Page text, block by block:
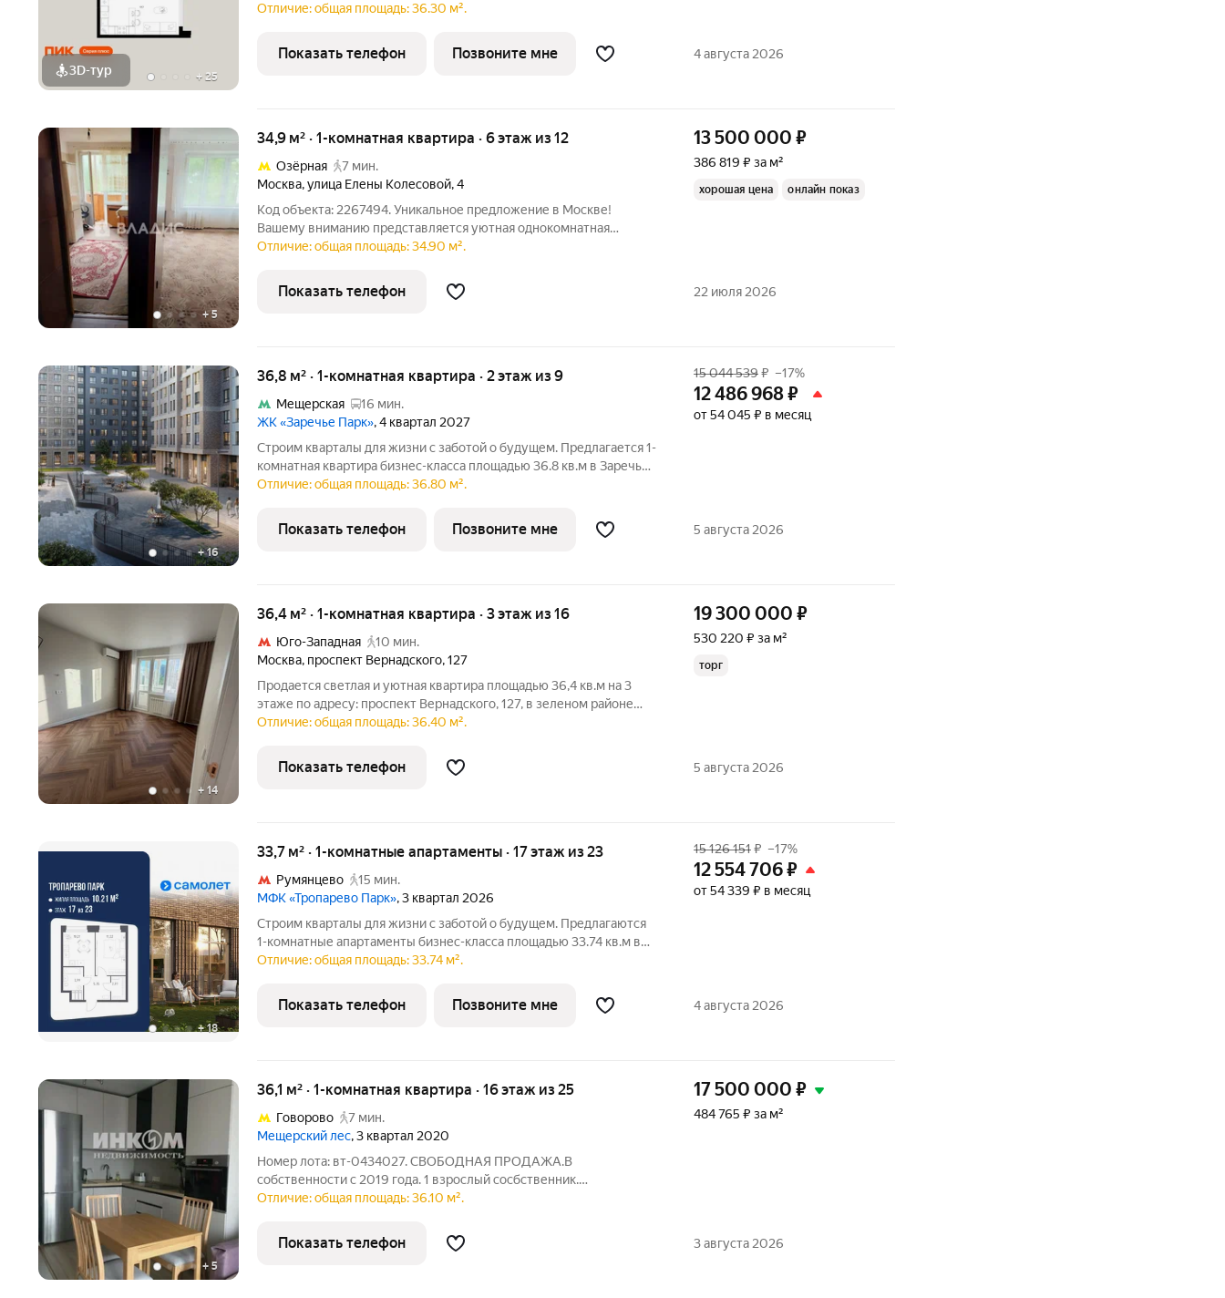
3D-тур + 25
секция) в проекте ПИК «Мичуринский парк». Удобное
минуты на автомобиле
Отличие: общая площадь: 36.30 м².
Показать телефон Позвоните мне 4 августа 2026
+5
34,9 м² · 1-комнатная квартира · 6 этаж из 12
Озёрная
7 мин.
Москва,улица Елены Колесовой,4
Код объекта: 2267494. Уникальное предложение в Москве!
Вашему вниманию представляется уютная однокомнатная
квартира по адресу: улица Елены Колесовой, 4. Квартира
года постройки. Общая площадь
13 500 000 ₽
386 819 ₽ за м²
хорошая цена онлайн показ
Отличие: общая площадь: 34.90 м².
Показать телефон 22 июля 2026
+16
36,8 м² · 1-комнатная квартира · 2 этаж из 9
Мещерская
16 мин.
ЖК «Заречье Парк», 4 квартал 2027
Строим кварталы для жизни с заботой о будущем. Предлагается 1-
комнатная квартира бизнес-класса площадью 36.8 кв.м в Заречье
Парк, корпус 4КВ на 2-м этаже, в жилом комплексе "Заречье
так, в
15 044 539₽ –17%
12 486 968₽
от 54 045 ₽ в месяц
Отличие: общая площадь: 36.80 м².
Показать телефон Позвоните мне 5 августа 2026
+ 14
36,4 м² · 1-комнатная квартира · 3 этаж из 16
Юго-Западная
10 мин.
Москва, проспект Вернадского,127
Продается светлая и уютная квартира площадью 36,4 кв.м на 3
этаже по адресу: проспект Вернадского, 127, в зеленом районе
Москвы с дизайнерским ремонтом от компании Домео.О квартире
большой
19 300 000 ₽
530 220 ₽ за м²
торг
Отличие: общая площадь: 36.40 м².
Показать телефон 5 августа 2026
+18
33,7 м² · 1-комнатные апартаменты · 17 этаж из 23
Румянцево
15 мин.
МФК «Тропарево Парк», 3 квартал 2026
Строим кварталы для жизни с заботой о будущем. Предлагаются
1-комнатные апартаменты бизнес-класса площадью 33.74 кв.м в
Тропарево Парк, корпус 2.3КВ на 17-м этаже, в жилом комплексе
15 126 151₽ –17%
12 554 706₽
от 54 339 ₽ в месяц
Отличие: общая площадь: 33.74 м².
Показать телефон Позвоните мне 4 августа 2026
+ 5
36,1 м² · 1-комнатная квартира · 16 этаж из 25
Говорово
7 мин.
Мещерский лес, 3 квартал 2020
Номер лота: вт-0434027. СВОБОДНАЯ ПРОДАЖА.В
собственности с 2019 года. 1 взрослый сосбственник.
Зарегестрированных лиц нет.ЖК "Мещерский лес".Огороженная
парк.Метро "Говорово" в пяти минутах.Платформа
17 500 000 ₽
484 765 ₽ за м²
Отличие: общая площадь: 36.10 м².
Показать телефон 3 августа 2026